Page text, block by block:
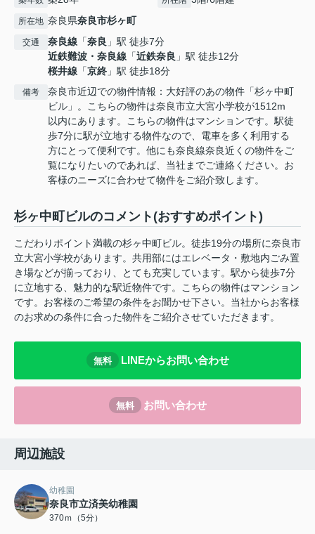
所在地 奈良県奈良市杉ヶ町
交通 奈良線 「奈良 」駅 徒歩7分
近鉄難波・奈良線 「近鉄奈良 」駅 徒歩12分
桜井線 「京終 」駅 徒歩18分
備考
奈良市近辺での物件情報：大好評のあの物件「杉ヶ中町
ビル」。こちらの物件は奈良市立大宮小学校が1512m
以内にあります。こちらの物件はマンションです。駅徒
歩7分に駅が立地する物件なので、電車を多く利用する
方にとって便利です。他にも奈良線奈良近くの物件をご
覧になりたいのであれば、当社までご連絡ください。お
客様のニーズに合わせて物件をご紹介致します。
杉ヶ中町ビルのコメント(おすすめポイント)
こだわりポイント満載の杉ヶ中町ビル。徒歩19分の場所に奈良市
立大宮小学校があります。共用部にはエレベータ・敷地内ごみ置
き場などが揃っており、とても充実しています。駅から徒歩7分
に立地する、魅力的な駅近物件です。こちらの物件はマンション
です。お客様のご希望の条件をお聞かせ下さい。当社からお客様
のお求めの条件に合った物件をご紹介させていただきます。
無料 LINEからお問い合わせ
無料 お問い合わせ
周辺施設
幼稚園
奈良市立済美幼稚園
370ｍ（5分）